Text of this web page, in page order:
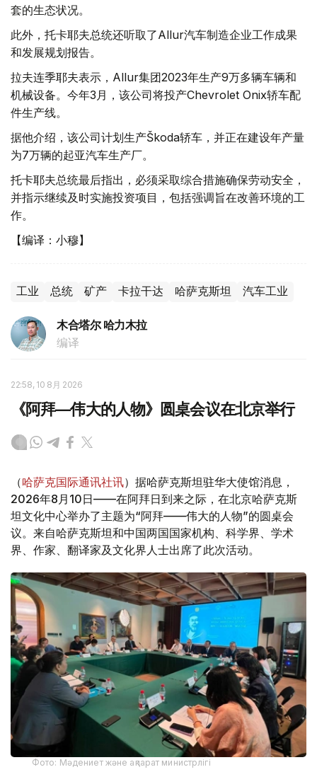
套的生态状况。
此外，托卡耶夫总统还听取了Allur汽车制造企业工作成果
和发展规划报告。
拉夫连季耶夫表示，Allur集团2023年生产9万多辆车辆和
机械设备。今年3月，该公司将投产Chevrolet Оnix轿车配
件生产线。
据他介绍，该公司计划生产Škoda轿车，并正在建设年产量
为7万辆的起亚汽车生产厂。
托卡耶夫总统最后指出，必须采取综合措施确保劳动安全，
并指示继续及时实施投资项目，包括强调旨在改善环境的工
作。
【编译：小穆】
工业 总统 矿产 卡拉干达 哈萨克斯坦 汽车工业
木合塔尔 哈力木拉
编译
22:58, 10 8月 2026
《阿拜—伟大的人物》圆桌会议在北京举行
（哈萨克国际通讯社讯）据哈萨克斯坦驻华大使馆消息，
2026年8月10日——在阿拜日到来之际，在北京哈萨克斯
坦文化中心举办了主题为“阿拜——伟大的人物”的圆桌会
议。来自哈萨克斯坦和中国两国国家机构、科学界、学术
界、作家、翻译家及文化界人士出席了此次活动。
Фото: Мәдениет және ақпарат министрлігі